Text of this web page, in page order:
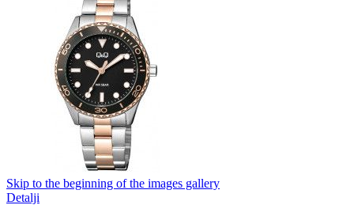
Skip to the beginning of the images gallery
Detalji